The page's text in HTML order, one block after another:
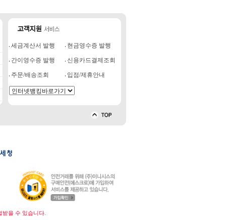
세금계산서 발행 현금영수증 발행
간이영수증 발행 신용카드결제조회
주문/배송조회 입점/제휴안내
을 수 있습니다.